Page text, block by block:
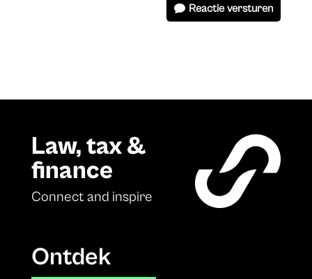
Reactie versturen
Law, tax &
finance
Connect and inspire
Ontdek